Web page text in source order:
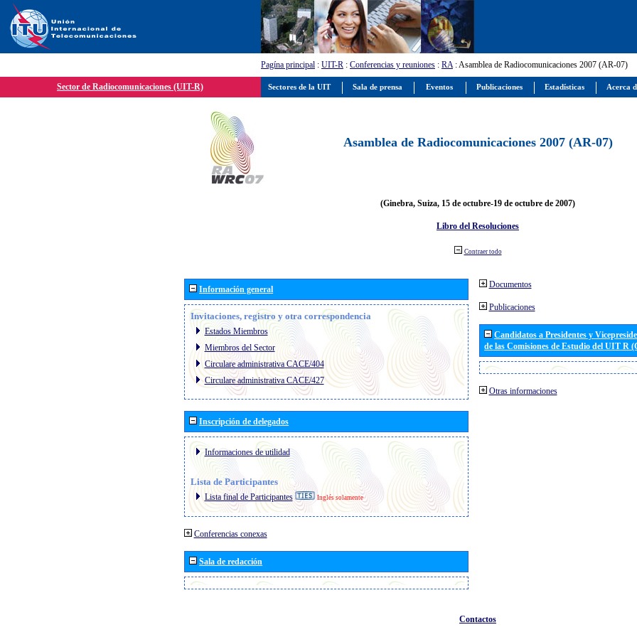
Pagína principal : UIT-R : Conferencias y reuniones : RA: Asamblea de Radiocomunicaciones 2007 (AR-07)
Sector de Radiocomunicaciones (UIT-R)
Asamblea de Radiocomunicaciones 2007 (AR-07)
(Ginebra, Suiza, 15 de octubre-19 de octubre de 2007)
Libro del Resoluciones
Contraer todo
Información general
Invitaciones, registro y otra correspondencia
Estados Miembros
Miembros del Sector
Circulare administrativa CACE/404
Circulare administrativa CACE/427
Inscripción de delegados
Informaciones de utilidad
Lista de Participantes
Lista final de Participantes Inglés solamente
Conferencias conexas
Sala de redacción
Documentos
Publicaciones
Candidatos a Presidentes y
de las Comisiones de Estudio del UIT R
Otras informaciones
Contactos
Sectores de la UIT Sala de prensa Eventos Publicaciones Estadísticas Acerca